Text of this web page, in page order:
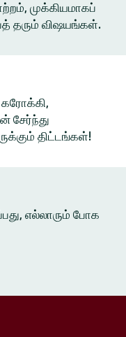
முக்கியமாகப்
தரும் விஷயங்கள்.
கரோக்கி,
சேர்ந்து
திட்டங்கள்!
எல்லாரும் போக